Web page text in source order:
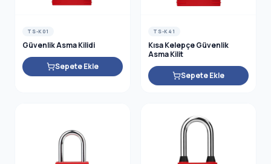
TS-K01
Güvenlik Asma Kilidi
Sepete Ekle
TS-K41
Kısa Kelepçe Güvenlik
Asma Kilit
Sepete Ekle